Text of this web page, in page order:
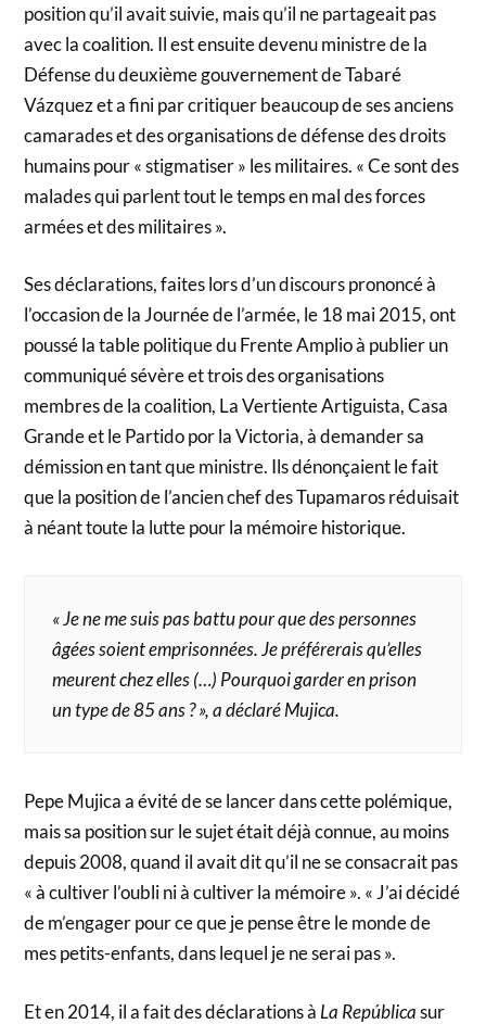
position qu’il avait suivie, mais qu’il ne partageait pas
avec la coalition. Il est ensuite devenu ministre de la
Défense du deuxième gouvernement de Tabaré
Vázquez et a fini par critiquer beaucoup de ses anciens
camarades et des organisations de défense des droits
humains pour « stigmatiser » les militaires. « Ce sont des
malades qui parlent tout le temps en mal des forces
armées et des militaires ».
Ses déclarations, faites lors d’un discours prononcé à
l’occasion de la Journée de l’armée, le 18 mai 2015, ont
poussé la table politique du Frente Amplio à publier un
communiqué sévère et trois des organisations
membres de la coalition, La Vertiente Artiguista, Casa
Grande et le Partido por la Victoria, à demander sa
démission en tant que ministre. Ils dénonçaient le fait
que la position de l’ancien chef des Tupamaros réduisait
à néant toute la lutte pour la mémoire historique.
« Je ne me suis pas battu pour que des personnes
âgées soient emprisonnées. Je préférerais qu’elles
meurent chez elles (…) Pourquoi garder en prison
un type de 85 ans ? », a déclaré Mujica.
Pepe Mujica a évité de se lancer dans cette polémique,
mais sa position sur le sujet était déjà connue, au moins
depuis 2008, quand il avait dit qu’il ne se consacrait pas
« à cultiver l’oubli ni à cultiver la mémoire ». « J’ai décidé
de m’engager pour ce que je pense être le monde de
mes petits-enfants, dans lequel je ne serai pas ».
Et en 2014, il a fait des déclarations à La Repúblicasur